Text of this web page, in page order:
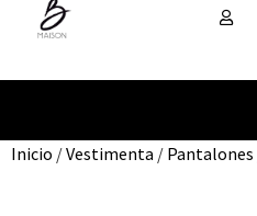
Inicio /Vestimenta / Pantalones